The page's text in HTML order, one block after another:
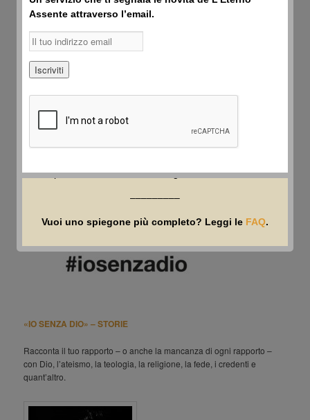
NEWSLETTER
DISCORD
«IO SENZA DIO» – STORIE
Racconta il tuo rapporto – o anche la mancanza di ogni rapporto –
con Dio, l’ateismo, la teologia, la religione, la fede, i credenti e
quant’altro.
blasfemia.
Sicché, se la tua fede è delicata
non leggere gli articoli e non guardare i video
Se invece ti interessa una sfida intellettuale onesta,
allora procedi pure. Ma sappilo: a tuo rischio e pericolo.
Poi però non dire che non ti avevamo avvisato.
perché la tua sensibilità religiosa è stata ferita.
–––––––––
Vuoi uno spiegone più completo? Leggi le FAQ.
Assente attraverso l’email.